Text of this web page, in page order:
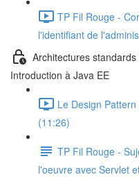
TP Fil Rouge -
l'identifiant de
Architectures
Introduction à Java EE
Le Design
(11:26)
TP Fil Rouge -
l'oeuvre avec Servlet